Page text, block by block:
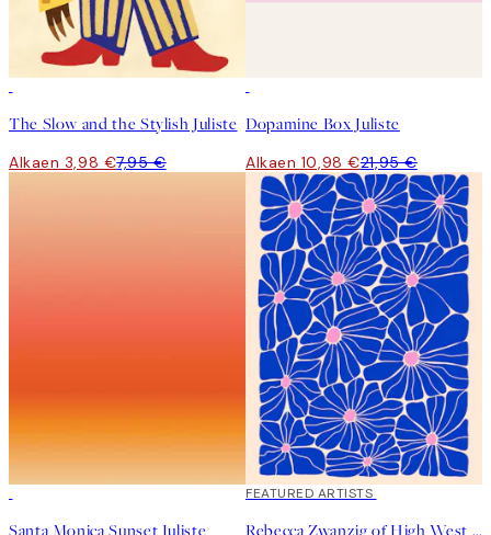
The Slow and the Stylish Juliste
Alkaen 3,98 €7,95 €
Dopamine Box Juliste
Alkaen 10,98 €21,95 €
Santa Monica Sunset Juliste
40%*
FEATURED ARTISTS
Rebecca Zwanzig of High West Wild - Olga Juliste